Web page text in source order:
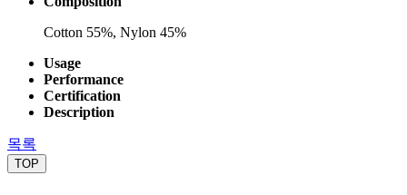
Cotton 55%, Nylon 45%
Usage
Performance
Certification
Description
목록
TOP